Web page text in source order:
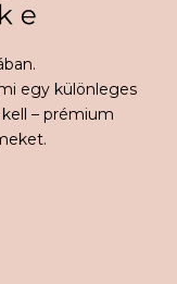
egy különleges
– prémium